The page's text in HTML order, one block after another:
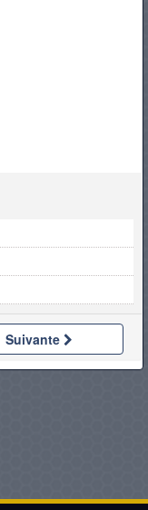
Suivante